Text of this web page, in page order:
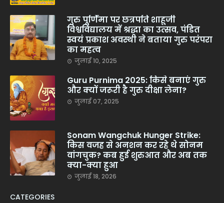
गुरु पूर्णिमा पर छत्रपति शाहूजी
विश्वविद्यालय में श्रद्धा का उत्सव, पंडित
स्वयं प्रकाश अवस्थी ने बताया गुरु परंपरा
का महत्व
जुलाई 10, 2025
Guru Purnima 2025: किसे बनाएं गुरु
और क्यों जरूरी है गुरु दीक्षा लेना?
जुलाई 07, 2025
Sonam Wangchuk Hunger Strike:
किस वजह से अनशन कर रहे थे सोनम
वांगचुक? कब हुई शुरुआत और अब तक
क्या-क्या हुआ
जुलाई 18, 2026
CATEGORIES